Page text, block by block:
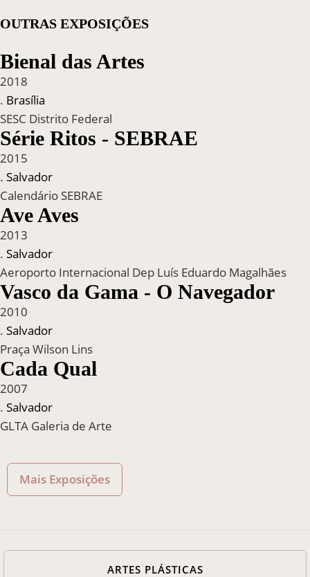
OUTRAS EXPOSIÇÕES
Bienal das Artes
2018
. Brasília
SESC Distrito Federal
Série Ritos - SEBRAE
2015
. Salvador
Calendário SEBRAE
Ave Aves
2013
. Salvador
Aeroporto Internacional Dep Luís Eduardo Magalhães
Vasco da Gama - O Navegador
2010
. Salvador
Praça Wilson Lins
Cada Qual
2007
. Salvador
GLTA Galeria de Arte
Mais Exposições
ARTES PLÁSTICAS